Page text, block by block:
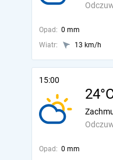
Opad: 0 mm
Wiatr:
13 km/h
15:00
Opad: 0 mm